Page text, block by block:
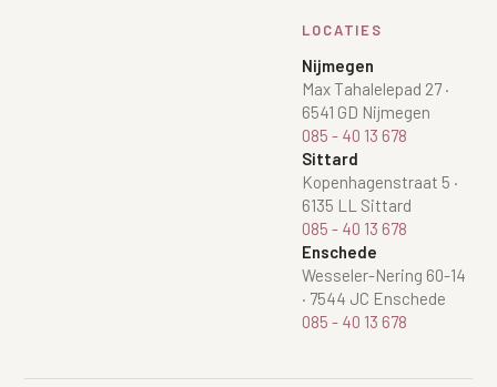
LOCATIES
Nijmegen
Max Tahalelepad 27·
6541 GD Nijmegen
085 - 40 13 678
Sittard
Kopenhagenstraat 5 ·
6135 LL Sittard
085 - 40 13 678
Enschede
Wesseler-Nering 60-14
· 7544 JC Enschede
085 - 40 13 678